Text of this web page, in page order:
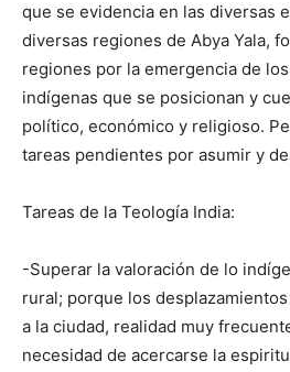
que se evidencia en las diversas
diversas regiones de Abya Yala,
regiones por la emergencia de
indígenas que se posicionan y
político, económico y religioso.
tareas pendientes por asumir y
Tareas de la Teología India:
-Superar la valoración de lo
rural; porque los
a la ciudad, realidad muy
necesidad de acercarse la